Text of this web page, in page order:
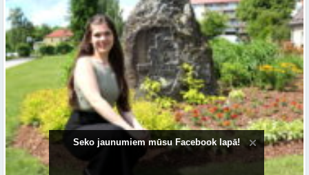
Seko jaunumiem mūsu Facebook lapā!